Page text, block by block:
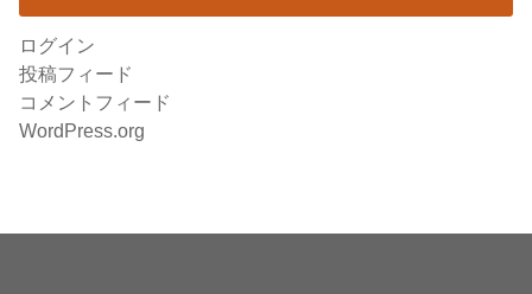
ログイン
投稿フィード
コメントフィード
WordPress.org